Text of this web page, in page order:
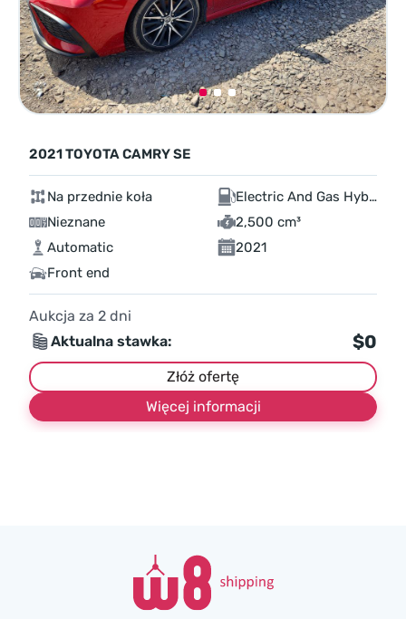
2021 TOYOTA CAMRY SE
Na przednie koła
Electric And Gas Hybrid
Nieznane
2,500 cm³
Automatic
2021
Front end
Aukcja za 2 dni
Aktualna stawka:
$0
Złóż ofertę
Więcej informacji